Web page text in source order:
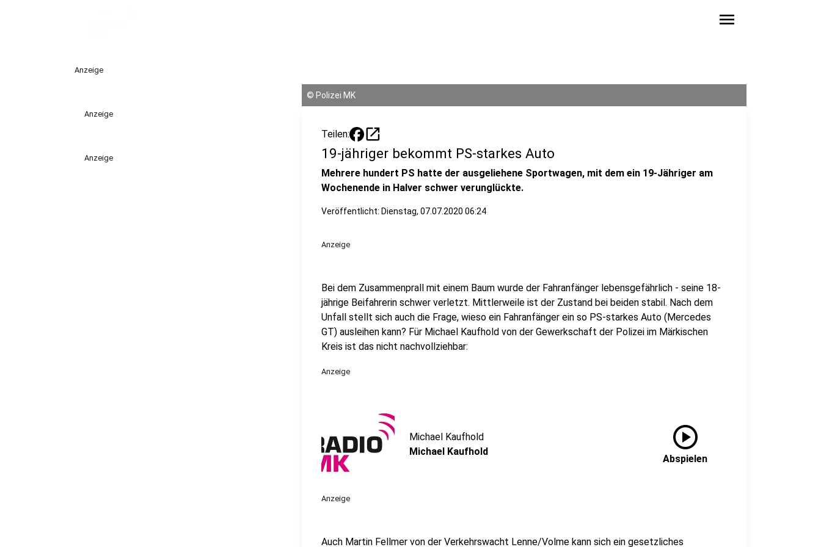
menu
Anzeige
Anzeige
Anzeige
© Polizei MK
Teilen: open_in_new
19-jähriger bekommt PS-starkes Auto
Mehrere hundert PS hatte der ausgeliehene Sportwagen, mit dem ein 19-Jähriger am
Wochenende in Halver schwer verunglückte.
Veröffentlicht: Dienstag, 07.07.2020 06:24
Anzeige
Bei dem Zusammenprall mit einem Baum wurde der Fahranfänger lebensgefährlich - seine 18-
jährige Beifahrerin schwer verletzt. Mittlerweile ist der Zustand bei beiden stabil. Nach dem
Unfall stellt sich auch die Frage, wieso ein Fahranfänger ein so PS-starkes Auto (Mercedes
GT) ausleihen kann? Für Michael Kaufhold von der Gewerkschaft der Polizei im Märkischen
Kreis ist das nicht nachvollziehbar:
Anzeige
Michael Kaufhold
Michael Kaufhold
play_circle
Abspielen
Anzeige
Auch Martin Fellmer von der Verkehrswacht Lenne/Volme kann sich ein gesetzliches